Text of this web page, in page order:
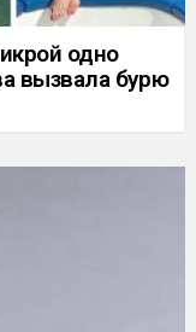
одно
вызвала бурю